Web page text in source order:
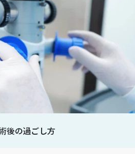
後の過ごし方